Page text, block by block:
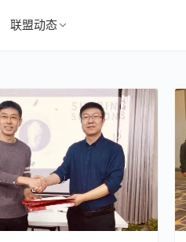
联盟动态